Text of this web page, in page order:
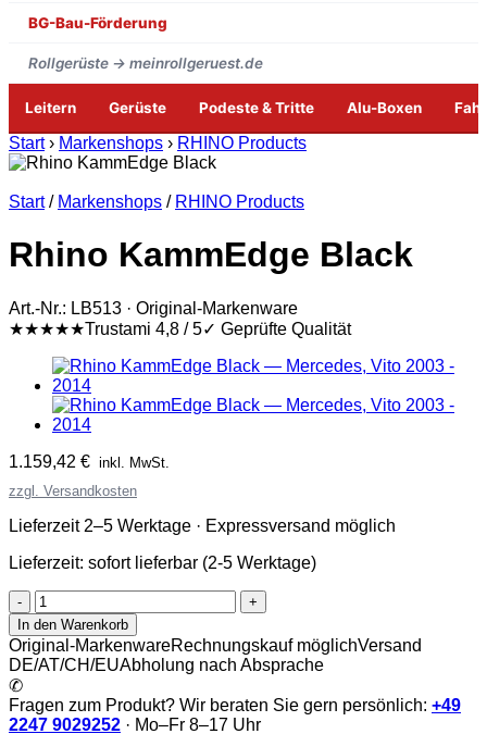
BG-Bau-Förderung
Rollgerüste → meinrollgeruest.de
Leitern Gerüste Podeste & Tritte Alu-Boxen
Zum
Inhalt
Start › Markenshops › RHINO Products
Start / Markenshops / RHINO Products
Rhino KammEdge Black
Art.-Nr.: LB513 · Original-Markenware
★★★★★Trustami 4,8 / 5✓ Geprüfte Qualität
1.159,42 € inkl. MwSt.
zzgl. Versandkosten
Lieferzeit 2–5 Werktage · Expressversand möglich
Lieferzeit: sofort lieferbar (2-5 Werktage)
Rhino
KammEdge
Black
Menge
In den Warenkorb
Original-MarkenwareRechnungskauf möglichVersand
DE/AT/CH/EUAbholung nach Absprache
✆
Fragen zum Produkt? Wir beraten Sie gern persönlich: +49
2247 9029252 · Mo–Fr 8–17 Uhr